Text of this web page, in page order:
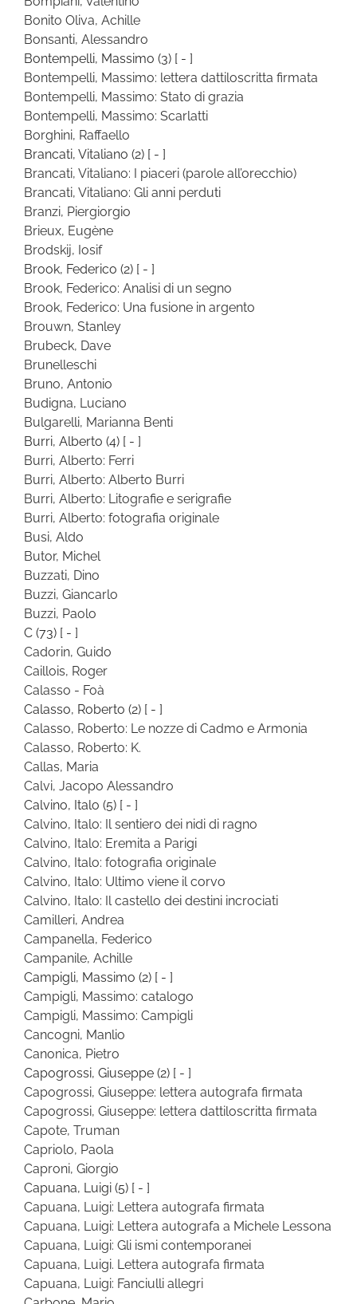
Bonito Oliva, Achille
Bonsanti, Alessandro
Bontempelli, Massimo (3) [ - ]
Bontempelli, Massimo: lettera dattiloscritta firmata
Bontempelli, Massimo: Stato di grazia
Bontempelli, Massimo: Scarlatti
Borghini, Raffaello
Brancati, Vitaliano (2) [ - ]
Brancati, Vitaliano: I piaceri (parole all’orecchio)
Brancati, Vitaliano: Gli anni perduti
Branzi, Piergiorgio
Brieux, Eugène
Brodskij, Iosif
Brook, Federico (2) [ - ]
Brook, Federico: Analisi di un segno
Brook, Federico: Una fusione in argento
Brouwn, Stanley
Brubeck, Dave
Brunelleschi
Bruno, Antonio
Budigna, Luciano
Bulgarelli, Marianna Benti
Burri, Alberto (4) [ - ]
Burri, Alberto: Ferri
Burri, Alberto: Alberto Burri
Burri, Alberto: Litografie e serigrafie
Burri, Alberto: fotografia originale
Busi, Aldo
Butor, Michel
Buzzati, Dino
Buzzi, Giancarlo
Buzzi, Paolo
C (73) [ - ]
Cadorin, Guido
Caillois, Roger
Calasso - Foà
Calasso, Roberto (2) [ - ]
Calasso, Roberto: Le nozze di Cadmo e Armonia
Calasso, Roberto: K.
Callas, Maria
Calvi, Jacopo Alessandro
Calvino, Italo (5) [ - ]
Calvino, Italo: Il sentiero dei nidi di ragno
Calvino, Italo: Eremita a Parigi
Calvino, Italo: fotografia originale
Calvino, Italo: Ultimo viene il corvo
Calvino, Italo: Il castello dei destini incrociati
Camilleri, Andrea
Campanella, Federico
Campanile, Achille
Campigli, Massimo (2) [ - ]
Campigli, Massimo: catalogo
Campigli, Massimo: Campigli
Cancogni, Manlio
Canonica, Pietro
Capogrossi, Giuseppe (2) [ - ]
Capogrossi, Giuseppe: lettera autografa firmata
Capogrossi, Giuseppe: lettera dattiloscritta firmata
Capote, Truman
Capriolo, Paola
Caproni, Giorgio
Capuana, Luigi (5) [ - ]
Capuana, Luigi: Lettera autografa firmata
Capuana, Luigi: Lettera autografa a Michele Lessona
Capuana, Luigi: Gli ismi contemporanei
Capuana, Luigi. Lettera autografa firmata
Capuana, Luigi: Fanciulli allegri